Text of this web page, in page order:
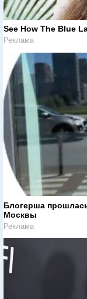
See How The Blue
Реклама
Блогерша
Москвы
Реклама